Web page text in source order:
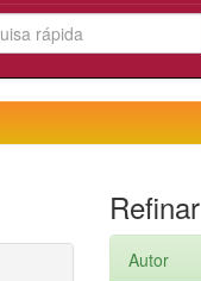
Refinar
Autor